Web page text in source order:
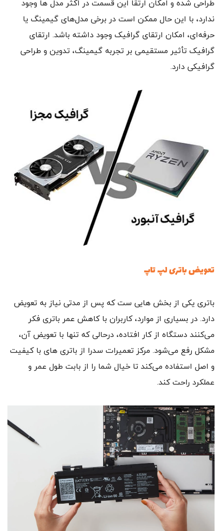
طراحی شده و امکان ارتقا این قسمت در اکثر مدل ها وجود
ندارد، با این حال ممکن است در برخی مدل‌های گیمینگ یا
حرفه‌ای، امکان ارتقای گرافیک وجود داشته باشد. ارتقای
گرافیک تأثیر مستقیمی بر تجربه گیمینگ، تدوین و طراحی
گرافیکی دارد.
تعویض باتری لپ‌ تاپ
باتری یکی از بخش‌ هایی‌ ست که پس از مدتی نیاز به تعویض
دارد. در بسیاری از موارد، کاربران با کاهش عمر باتری فکر
می‌کنند دستگاه از کار افتاده، درحالی‌ که تنها با تعویض آن،
مشکل رفع می‌شود. مرکز تعمیرات سدرا از باتری‌ های با کیفیت
و اصل استفاده می‌کند تا خیال شما را از بابت طول عمر و
عملکرد راحت کند.